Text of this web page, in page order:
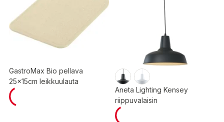
GastroMax Bio pellava
25x15cm leikkuulauta
Aneta Lighting Kensey
riippuvalaisin